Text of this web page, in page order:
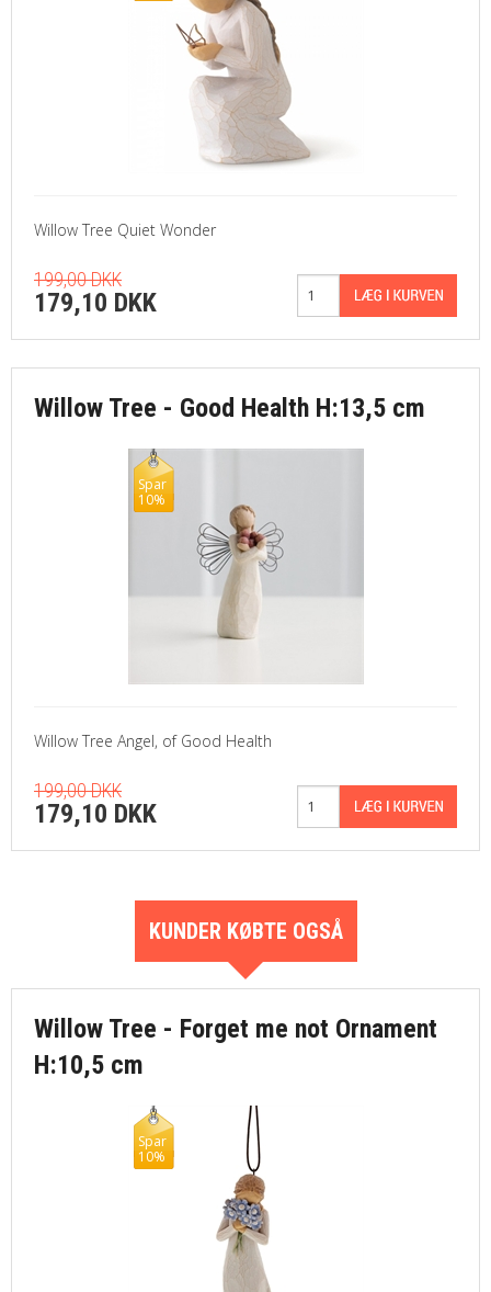
Willow Tree Quiet Wonder
199,00 DKK
179,10 DKK
Willow Tree - Good Health H:13,5 cm
Spar
10%
Willow Tree Angel, of Good Health
199,00 DKK
179,10 DKK
KUNDER KØBTE OGSÅ
Willow Tree - Forget me not Ornament
H:10,5 cm
Spar
10%